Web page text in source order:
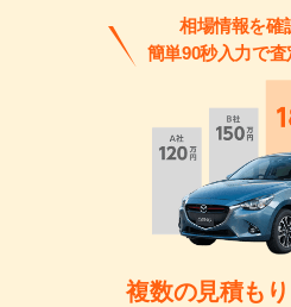
相場情報を確
簡単90秒入力で査
複数の見積も